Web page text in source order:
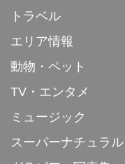
トラベル
エリア情報
動物・ペット
TV・エンタメ
ミュージック
スーパーナチュラル